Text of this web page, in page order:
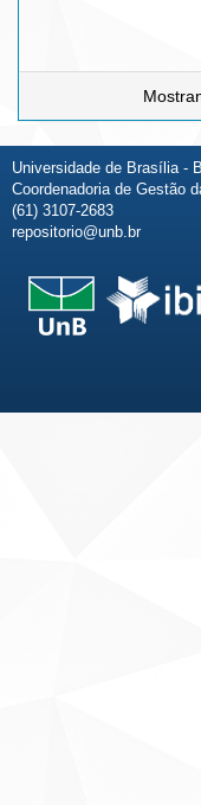
Universidade de Brasília -
Coordenadoria de Gestão
(61) 3107-2683
repositorio@unb.br